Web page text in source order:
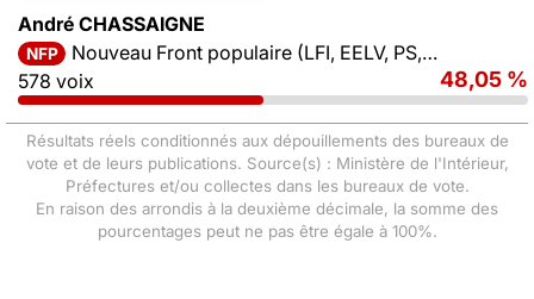
André CHASSAIGNE
NFP
Nouveau Front populaire (LFI, EELV, PS, PCF)
578 voix
48,05 %
Résultats réels conditionnés aux dépouillements des bureaux de
vote et de leurs publications. Source(s) : Ministère de l'Intérieur,
Préfectures et/ou collectes dans les bureaux de vote.
En raison des arrondis à la deuxième décimale, la somme des
pourcentages peut ne pas être égale à 100%.